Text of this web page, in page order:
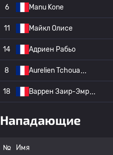
6 Manu Kone
11 Майкл Олисе
14 Адриен Рабьо
8 Aurelien Tchoua
18 Варрен Заир-Эмр
Нападающие
№ Имя